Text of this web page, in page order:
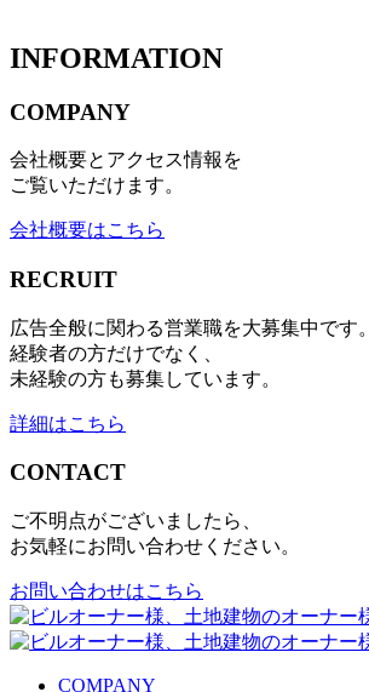
INFORMATION
COMPANY
会社概要とアクセス情報を
ご覧いただけます。
会社概要はこちら
RECRUIT
広告全般に関わる営業職を大募集中です。
経験者の方だけでなく、
未経験の方も募集しています。
詳細はこちら
CONTACT
ご不明点がございましたら、
お気軽にお問い合わせください。
お問い合わせはこちら
COMPANY